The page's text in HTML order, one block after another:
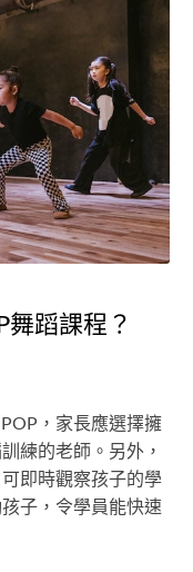
舞蹈課程？
，家長應選擇擁
練的老師。另外，
即時觀察孩子的學
子，令學員能快速